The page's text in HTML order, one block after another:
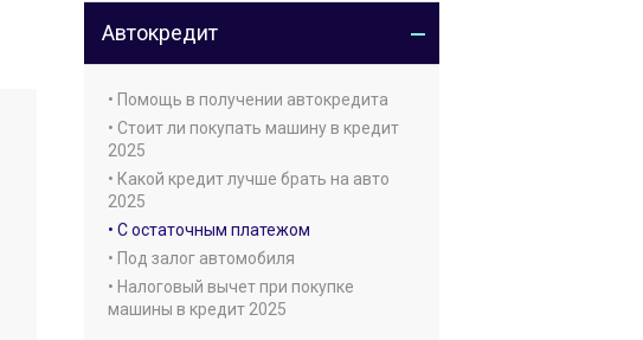
Автокредит
• Помощь в получении автокредита
• Стоит ли покупать машину в кредит
2025
• Какой кредит лучше брать на авто
2025
• С остаточным платежом
• Под залог автомобиля
• Налоговый вычет при покупке
машины в кредит 2025